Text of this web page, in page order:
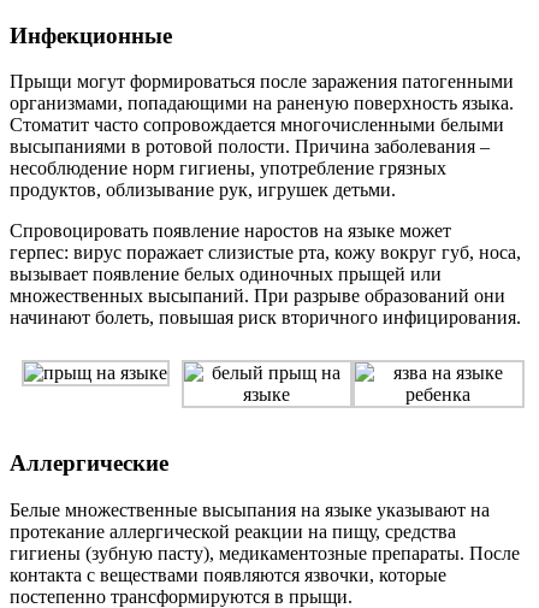
Инфекционные
Прыщи могут формироваться после заражения патогенными
организмами, попадающими на раненую поверхность языка.
Стоматит часто сопровождается многочисленными белыми
высыпаниями в ротовой полости. Причина заболевания –
несоблюдение норм гигиены, употребление грязных
продуктов, облизывание рук, игрушек детьми.
Спровоцировать появление наростов на языке может
герпес: вирус поражает слизистые рта, кожу вокруг губ, носа,
вызывает появление белых одиночных прыщей или
множественных высыпаний. При разрыве образований они
начинают болеть, повышая риск вторичного инфицирования.
Аллергические
Белые множественные высыпания на языке указывают на
протекание аллергической реакции на пищу, средства
гигиены (зубную пасту), медикаментозные препараты. После
контакта с веществами появляются язвочки, которые
постепенно трансформируются в прыщи.